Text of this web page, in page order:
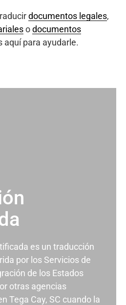
documentos legales,
odocumentos
aquí para ayudarle.
es un traducción
por los Servicios de
de los Estados
otras agencias
Tega Cay, SC cuando la